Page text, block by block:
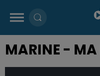
MARINE - MA